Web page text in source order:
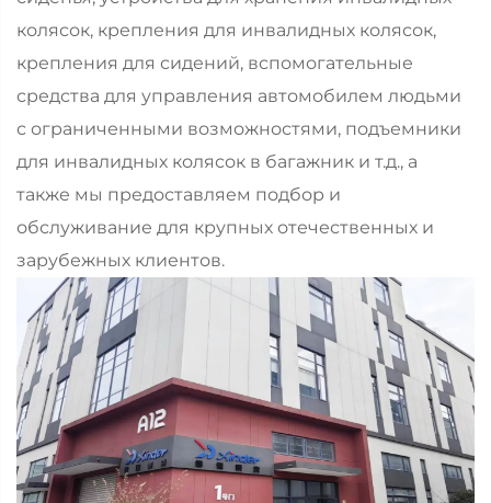
колясок, крепления для инвалидных колясок,
крепления для сидений, вспомогательные
средства для управления автомобилем людьми
с ограниченными возможностями, подъемники
для инвалидных колясок в багажник и т.д., а
также мы предоставляем подбор и
обслуживание для крупных отечественных и
зарубежных клиентов.